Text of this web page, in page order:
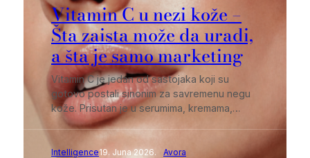
Vitamin C u nezi kože –
Šta zaista može da uradi,
a šta je samo marketing
Vitamin C je jedan od sastojaka koji su
gotovo postali sinonim za savremenu negu
kože. Prisutan je u serumima, kremama,…
Intelligence19. Juna 2026. Avora